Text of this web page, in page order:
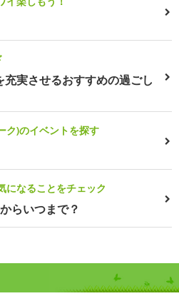
実させるおすすめの過ごし
ク)のイベントを探す
になることをチェック
らいつまで？